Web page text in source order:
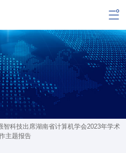
科技出席湖南省计算机学会2023年学术
主题报告